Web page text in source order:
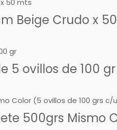
Beige Crudo x
5 ovillos de 100 gr
500grs Mismo